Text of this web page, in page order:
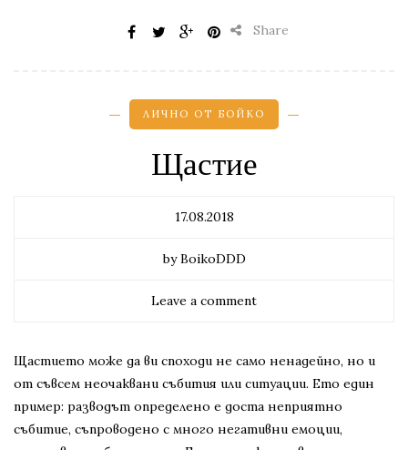
Share
ЛИЧНО ОТ БОЙКО
Щастие
17.08.2018
by BoikoDDD
Leave a comment
Щастието може да ви споходи не само ненадейно, но и
от съвсем неочаквани събития или ситуации. Ето един
пример: разводът определено е доста неприятно
събитие, съпроводено с много негативни емоции,